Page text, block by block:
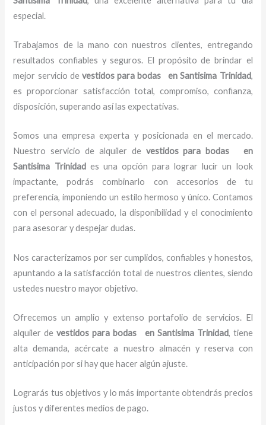
especial.
Trabajamos de la mano con nuestros clientes, entregando
resultados confiables y seguros. El propósito de brindar el
mejor servicio de vestidos para bodas en Santisima Trinidad,
es proporcionar satisfacción total, compromiso, confianza,
disposición, superando así las expectativas.
Somos una empresa experta y posicionada en el mercado.
Nuestro servicio de alquiler de vestidos para bodas en
Santisima Trinidad es una opción para lograr lucir un look
impactante, podrás combinarlo con accesorios de tu
preferencia, imponiendo un estilo hermoso y único. Contamos
con el personal adecuado, la disponibilidad y el conocimiento
para asesorar y despejar dudas.
Nos caracterizamos por ser cumplidos, confiables y honestos,
apuntando a la satisfacción total de nuestros clientes, siendo
ustedes nuestro mayor objetivo.
Ofrecemos un amplio y extenso portafolio de servicios. El
alquiler devestidos para bodas en Santisima Trinidad, tiene
alta demanda, acércate a nuestro almacén y reserva con
anticipación por si hay que hacer algún ajuste.
Lograrás tus objetivos y lo más importante obtendrás precios
justos y diferentes medios de pago.